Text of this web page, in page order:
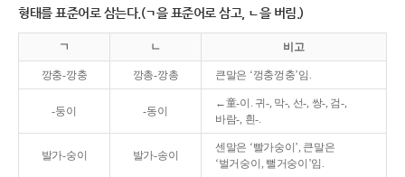
형태를 표준어로 삼는다.(ㄱ을 표준어로 삼고, ㄴ을 버림.)
ㄱ ㄴ 비고
깡충-깡충 깡총-깡총 큰말은 ‘껑충껑충’임.
-둥이 -동이
←童-이. 귀-, 막-, 선-, 쌍-, 검-,
바람-, 흰-.
발가-숭이 발가-송이
센말은 ‘빨가숭이’, 큰말은
‘벌거숭이, 뻘거숭이’임.